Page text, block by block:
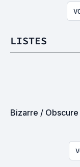
LISTES
Bizarre /